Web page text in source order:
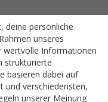
deine persönliche
unseres
wertvolle Informationen
strukturierte
basieren dabei auf
und verschiedensten,
unserer Meinung